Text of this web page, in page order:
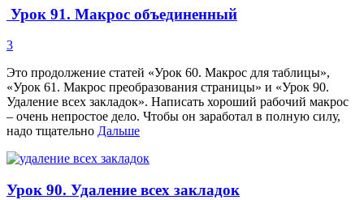
Урок 91. Макрос объединенный
3
Это продолжение статей «Урок 60. Макрос для таблицы»,
«Урок 61. Макрос преобразования страницы» и «Урок 90.
Удаление всех закладок». Написать хороший рабочий макрос
– очень непростое дело. Чтобы он заработал в полную силу,
надо тщательно Дальше
Урок 90. Удаление всех закладок